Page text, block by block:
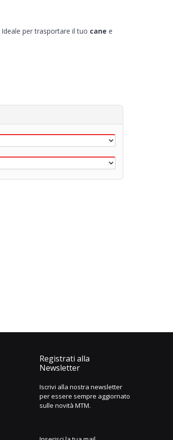
per trasportare il tuo cane e
Registrati alla
Newsletter
Iscrivi alla nostra newsletter
per essere sempre aggiornato
sulle novità MTM.